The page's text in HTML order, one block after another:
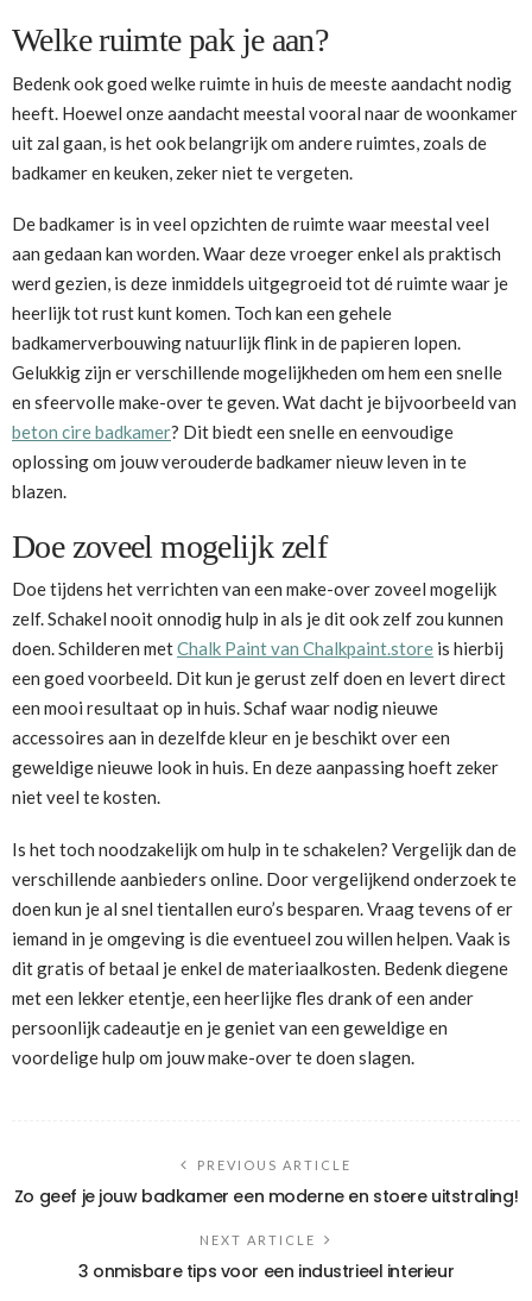
Welke ruimte pak je aan?
Bedenk ook goed welke ruimte in huis de meeste aandacht nodig
heeft. Hoewel onze aandacht meestal vooral naar de woonkamer
uit zal gaan, is het ook belangrijk om andere ruimtes, zoals de
badkamer en keuken, zeker niet te vergeten.
De badkamer is in veel opzichten de ruimte waar meestal veel
aan gedaan kan worden. Waar deze vroeger enkel als praktisch
werd gezien, is deze inmiddels uitgegroeid tot dé ruimte waar je
heerlijk tot rust kunt komen. Toch kan een gehele
badkamerverbouwing natuurlijk flink in de papieren lopen.
Gelukkig zijn er verschillende mogelijkheden om hem een snelle
en sfeervolle make-over te geven. Wat dacht je bijvoorbeeld van
beton cire badkamer? Dit biedt een snelle en eenvoudige
oplossing om jouw verouderde badkamer nieuw leven in te
blazen.
Doe zoveel mogelijk zelf
Doe tijdens het verrichten van een make-over zoveel mogelijk
zelf. Schakel nooit onnodig hulp in als je dit ook zelf zou kunnen
doen. Schilderen metChalk Paint van Chalkpaint.store is hierbij
een goed voorbeeld. Dit kun je gerust zelf doen en levert direct
een mooi resultaat op in huis. Schaf waar nodig nieuwe
accessoires aan in dezelfde kleur en je beschikt over een
geweldige nieuwe look in huis. En deze aanpassing hoeft zeker
niet veel te kosten.
Is het toch noodzakelijk om hulp in te schakelen? Vergelijk dan de
verschillende aanbieders online. Door vergelijkend onderzoek te
doen kun je al snel tientallen euro’s besparen. Vraag tevens of er
iemand in je omgeving is die eventueel zou willen helpen. Vaak is
dit gratis of betaal je enkel de materiaalkosten. Bedenk diegene
met een lekker etentje, een heerlijke fles drank of een ander
persoonlijk cadeautje en je geniet van een geweldige en
voordelige hulp om jouw make-over te doen slagen.
PREVIOUS ARTICLE
Zo geef je jouw badkamer een moderne en stoere uitstraling!
NEXT ARTICLE
3 onmisbare tips voor een industrieel interieur